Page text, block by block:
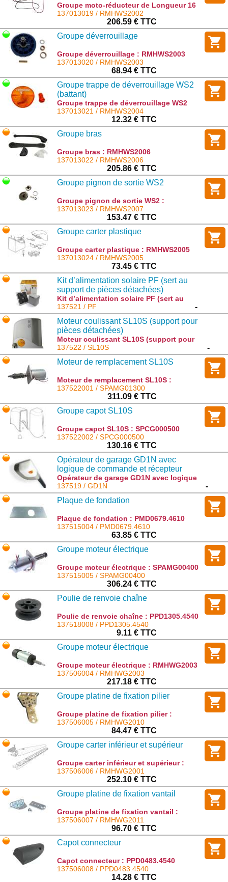
Groupe moto-réducteur de Longueur 16
cm et de diamètre 4 cm 24v/36v :
137013019 / RMHWS2002
206.59 € TTC
Groupe déverrouillage
Groupe déverrouillage : RMHWS2003
137013020 / RMHWS2003
68.94 € TTC
Groupe trappe de déverrouillage WS2
(battant)
Groupe trappe de déverrouillage WS2
(battant) : RMHWS2004
137013021 / RMHWS2004
12.32 € TTC
Groupe bras
Groupe bras : RMHWS2006
137013022 / RMHWS2006
205.86 € TTC
Groupe pignon de sortie WS2
Groupe pignon de sortie WS2 :
RMHWS2007
137013023 / RMHWS2007
153.47 € TTC
Groupe carter plastique
Groupe carter plastique : RMHWS2005
137013024 / RMHWS2005
73.45 € TTC
Kit d’alimentation solaire PF (sert au
support de pièces détachées)
Kit d’alimentation solaire PF (sert au
support de pièces détachées) : PF
137521 / PF
-
Moteur coulissant SL10S (support pour
pièces détachées)
Moteur coulissant SL10S (support pour
pièces détachées) : SL10S
137522 / SL10S
-
Moteur de remplacement SL10S
Moteur de remplacement SL10S :
SPAMG01300
137522001 / SPAMG01300
311.09 € TTC
Groupe capot SL10S
Groupe capot SL10S : SPCG000500
137522002 / SPCG000500
130.16 € TTC
Opérateur de garage GD1N avec
logique de commande et récepteur
intégrés. Transmission par courroie sur
rail en acier zingué
Opérateur de garage GD1N avec logique
de commande et récepteur intégrés.
Transmission par courroie sur rail en
acier zingué : GD1N
137519 / GD1N
-
Plaque de fondation
Plaque de fondation : PMD0679.4610
137515004 / PMD0679.4610
63.85 € TTC
Groupe moteur électrique
Groupe moteur électrique : SPAMG00400
137515005 / SPAMG00400
306.24 € TTC
Poulie de renvoie chaîne
Poulie de renvoie chaîne : PPD1305.4540
137518008 / PPD1305.4540
9.11 € TTC
Groupe moteur électrique
Groupe moteur électrique : RMHWG2003
137506004 / RMHWG2003
217.18 € TTC
Groupe platine de fixation pilier
Groupe platine de fixation pilier :
RMHWG2010
137506005 / RMHWG2010
84.47 € TTC
Groupe carter inférieur et supérieur
Groupe carter inférieur et supérieur :
RMHWG2001
137506006 / RMHWG2001
252.10 € TTC
Groupe platine de fixation vantail
Groupe platine de fixation vantail :
RMHWG2011
137506007 / RMHWG2011
96.70 € TTC
Capot connecteur
Capot connecteur : PPD0483.4540
137506008 / PPD0483.4540
14.28 € TTC